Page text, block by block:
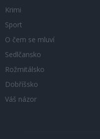
Krimi
Sport
O čem se mluví
Sedlčansko
Rožmitálsko
Dobříšsko
Váš názor